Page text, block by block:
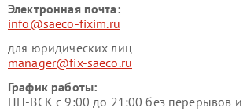
Электронная почта:
info@saeco-fixim.ru
для юридических лиц
manager@fix-saeco.ru
График работы:
ПН-ВСК с 9:00 до 21:00 без перерывов